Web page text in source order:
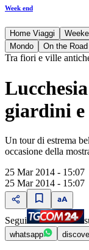
Week end
Home Viaggi
Mondo
On the Road
Tra fiori e ville
giardini e
Un tour di estrema
occasione della
25 Mar 2014 - 15:07
25 Mar 2014 - 15:07
Segui
whatsapp